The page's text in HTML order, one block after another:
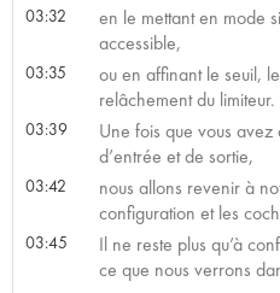
03:32
en le mettant en mode
accessible,
03:35
ou en affinant le seuil,
relâchement du limiteur.
03:39
Une fois que vous avez
d’entrée et de sortie,
03:42
nous allons revenir à
configuration et les
03:45
Il ne reste plus qu’à
ce que nous verrons